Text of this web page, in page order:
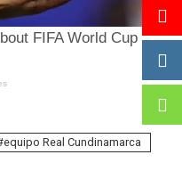
equipo Real Cundinamarca